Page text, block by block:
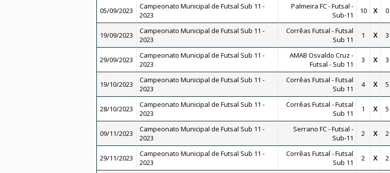
05/09/2023
Campeonato Municipal de Futsal Sub 11 -
2023
Palmeira FC - Futsal -
Sub-11
10 X 0
19/09/2023
Campeonato Municipal de Futsal Sub 11 -
2023
Corrêas Futsal - Futsal
Sub 11
1 X 3
29/09/2023
Campeonato Municipal de Futsal Sub 11 -
2023
AMAB Osvaldo Cruz -
Futsal - Sub 11
3 X 3
19/10/2023
Campeonato Municipal de Futsal Sub 11 -
2023
Corrêas Futsal - Futsal
Sub 11
4 X 5
28/10/2023
Campeonato Municipal de Futsal Sub 11 -
2023
Corrêas Futsal - Futsal
Sub 11
1 X 5
09/11/2023
Campeonato Municipal de Futsal Sub 11 -
2023
Serrano FC - Futsal -
Sub-11
2 X 2
29/11/2023
Campeonato Municipal de Futsal Sub 11 -
2023
Corrêas Futsal - Futsal
Sub 11
2 X 2